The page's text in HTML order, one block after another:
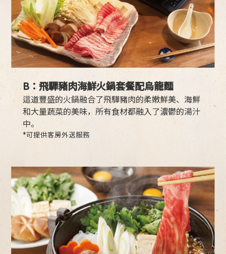
B：飛驒豬肉海鮮火鍋套餐配烏龍麵
這道豐盛的火鍋融合了飛驒豬肉的柔嫩鮮美、海鮮
和大量蔬菜的美味，所有食材都融入了濃鬱的湯汁
中。
*可提供客房外送服務